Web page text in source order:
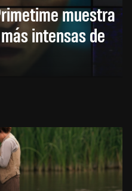
muestra
intensas de